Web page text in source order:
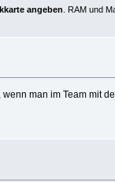
angeben . RAM und
man im Team mit